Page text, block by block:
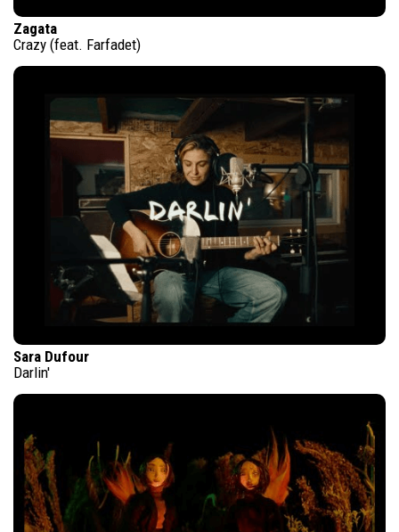
Zagata
Crazy (feat. Farfadet)
Sara Dufour
Darlin'